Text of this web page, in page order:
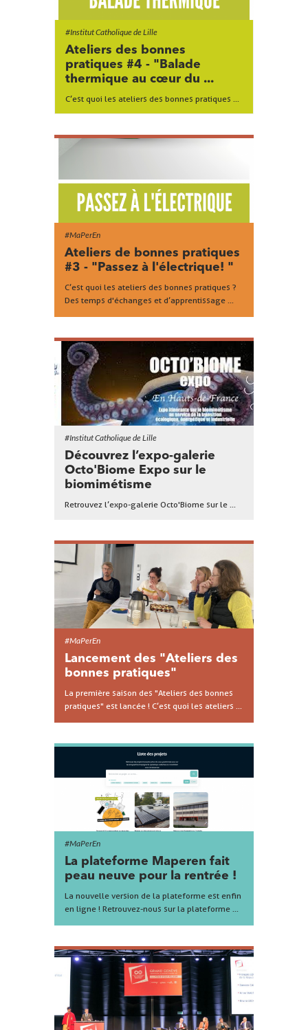
#Institut Catholique de Lille
Ateliers des bonnes
pratiques #4 - "Balade
thermique au cœur du ...
C’est quoi les ateliers des bonnes pratiques ...
#MaPerEn
Ateliers de bonnes pratiques
#3 - "Passez à l'électrique! "
C’est quoi les ateliers des bonnes pratiques ?
Des temps d'échanges et d’apprentissage ...
#Institut Catholique de Lille
Découvrez l’expo-galerie
Octo'Biome Expo sur le
biomimétisme
Retrouvez l’expo-galerie Octo'Biome sur le ...
#MaPerEn
Lancement des "Ateliers des
bonnes pratiques"
La première saison des "Ateliers des bonnes
pratiques" est lancée ! C’est quoi les ateliers ...
#MaPerEn
La plateforme Maperen fait
peau neuve pour la rentrée !
La nouvelle version de la plateforme est enfin
en ligne ! Retrouvez-nous sur la plateforme ...